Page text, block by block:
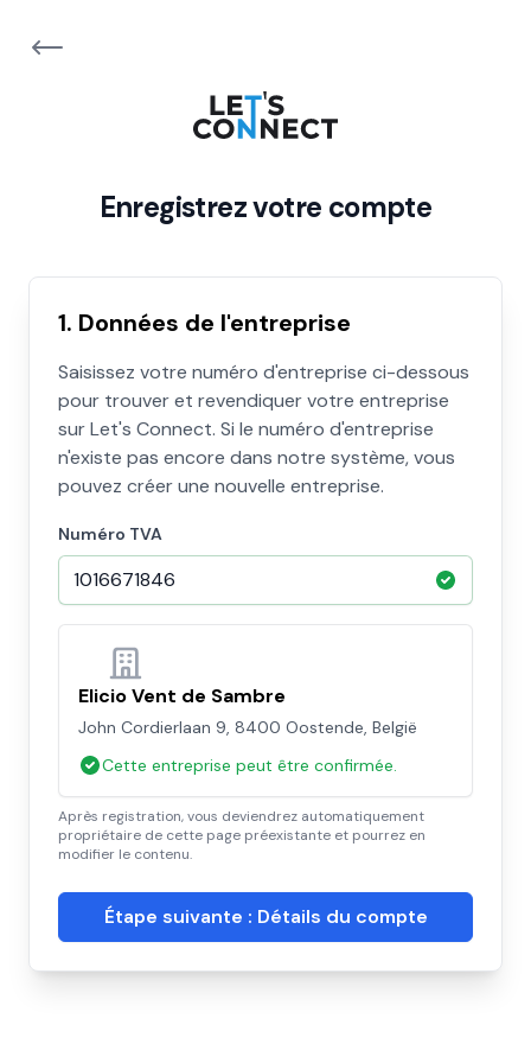
Enregistrez votre compte
1. Données de l'entreprise
Saisissez votre numéro d'entreprise ci-dessous
pour trouver et revendiquer votre entreprise
sur Let's Connect. Si le numéro d'entreprise
n'existe pas encore dans notre système, vous
pouvez créer une nouvelle entreprise.
Numéro TVA
Elicio Vent de Sambre
John Cordierlaan 9, 8400 Oostende, België
Cette entreprise peut être confirmée.
Après registration, vous deviendrez automatiquement
propriétaire de cette page préexistante et pourrez en
modifier le contenu.
Étape suivante : Détails du compte